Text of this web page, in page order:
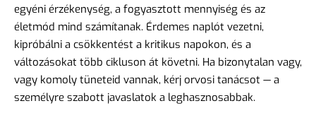
egyéni érzékenység, a fogyasztott mennyiség és az
életmód mind számítanak. Érdemes naplót vezetni,
kipróbálni a csökkentést a kritikus napokon, és a
változásokat több cikluson át követni. Ha bizonytalan vagy,
vagy komoly tüneteid vannak, kérj orvosi tanácsot — a
személyre szabott javaslatok a leghasznosabbak.